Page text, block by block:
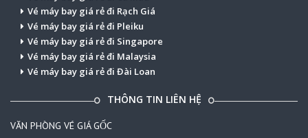
Vé máy bay giá rẻ đi Rạch Giá
Vé máy bay giá rẻ đi Pleiku
Vé máy bay giá rẻ đi Singapore
Vé máy bay giá rẻ đi Malaysia
Vé máy bay giá rẻ đi Đài Loan
THÔNG TIN LIÊN HỆ
VĂN PHÒNG VÉ GIÁ GỐC